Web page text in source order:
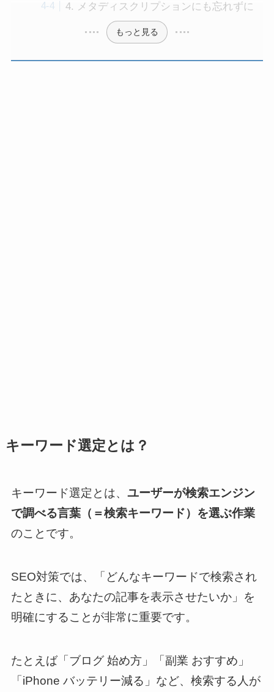
4. メタディスクリプションにも忘れずに
もっと見る
キーワード選定とは？
キーワード選定とは、 ユーザーが検索エンジン
で調べる言葉（＝検索キーワード）を選ぶ作業
のことです。
SEO対策では、「どんなキーワードで検索され
たときに、あなたの記事を表示させたいか」を
明確にすることが非常に重要です。
たとえば「ブログ 始め方」「副業 おすすめ」
「iPhone バッテリー減る」など、検索する人が